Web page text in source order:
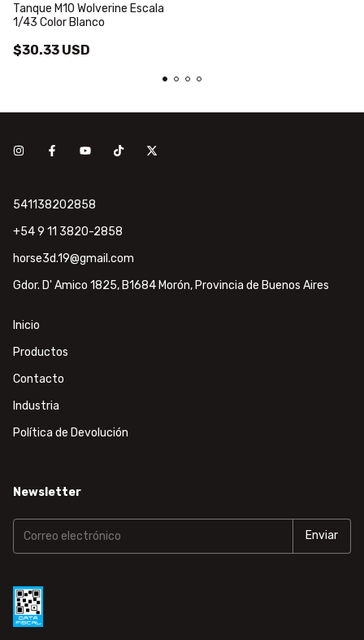
Tanque M10 Wolverine Escala
1/43 Color Blanco
$30.33 USD
541138202858
+54 9 11 3820-2858
horse3d.19@gmail.com
Gdor. D' Amico 1825, B1684 Morón, Provincia de Buenos Aires
Inicio
Productos
Contacto
Industria
Política de Devolución
Newsletter